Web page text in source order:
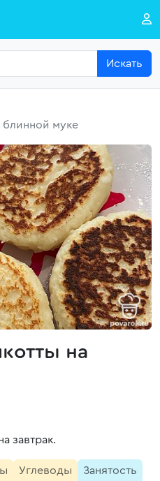
Искать
блинной муке
на
завтрак.
Углеводы
Занятость